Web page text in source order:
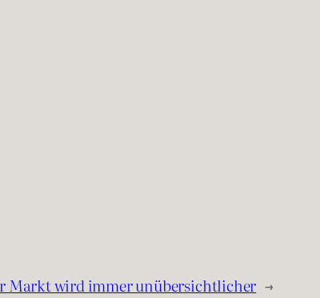
Markt wird immer unübersichtlicher →